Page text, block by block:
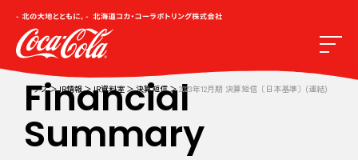
トップ IR情報 IR資料室 決算短信 2023年12月期 決算短信〔日本基準〕(連結)
Financial
Summary